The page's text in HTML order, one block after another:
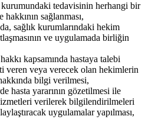
tedavisinin herhangi bir
sağlanması,
sağlık kurumlarındaki hekim
ve uygulamada birliğin
kapsamında hastaya talebi
veren veya verecek olan hekimlerin
bilgi verilmesi,
hasta yararının gözetilmesi ile
verilerek bilgilendirilmeleri
uygulamalar yapılması,